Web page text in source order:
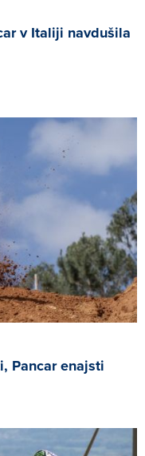
v Italiji navdušila
Pancar enajsti